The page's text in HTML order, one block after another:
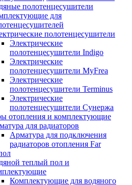
полотенцесушители
для
полотенцесушители
Электрические
полотенцесушители Indigo
Электрические
полотенцесушители MyFrea
Электрические
полотенцесушители Terminus
Электрические
полотенцесушители Сунержа
отопления и комплектующие
для радиаторов
Арматура для подключения
радиаторов отопления Far
теплый пол и
Комплектующие для водяного